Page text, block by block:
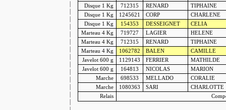
Disque 1 Kg 712315 RENARD
TIPHAINE
Disque 1 Kg 1245621 CORP
CHARLENE
Disque 1 Kg 154353 DESSEIGNET
CELIA
Marteau4 Kg 719727 LAGIER
HELENE
Marteau4 Kg 712315 RENARD
TIPHAINE
Marteau4 Kg 1062782 BALEN
CAMILLE
Javelot600 g 1129143 FERRIER
MATHILDE
Javelot600 g 164813 NICOLAS
MARION
Marche
698533 MELLADO
CORALIE
Marche
1080363 SARI
CHARLOTTE
Relais